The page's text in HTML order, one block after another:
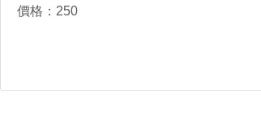
價格：250